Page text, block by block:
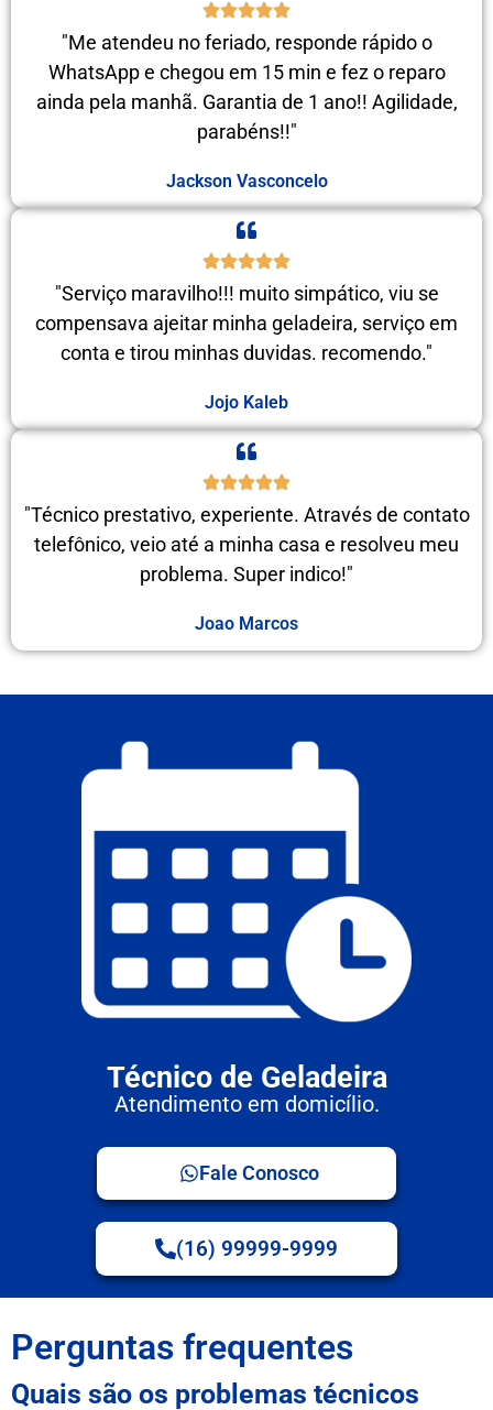
"Me atendeu no feriado, responde rápido o
WhatsApp e chegou em 15 min e fez o reparo
ainda pela manhã. Garantia de 1 ano!! Agilidade,
parabéns!!"
Jackson Vasconcelo
"Serviço maravilho!!! muito simpático, viu se
compensava ajeitar minha geladeira, serviço em
conta e tirou minhas duvidas. recomendo."
Jojo Kaleb
"Técnico prestativo, experiente. Através de contato
telefônico, veio até a minha casa e resolveu meu
problema. Super indico!"
Joao Marcos
Técnico de Geladeira
Atendimento em domicílio.
Fale Conosco
(16) 99999-9999
Perguntas frequentes
Quais são os problemas técnicos